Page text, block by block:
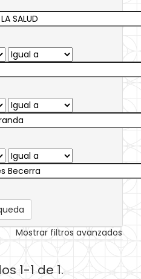
Mostrar filtros avanzados
1-1 de 1.